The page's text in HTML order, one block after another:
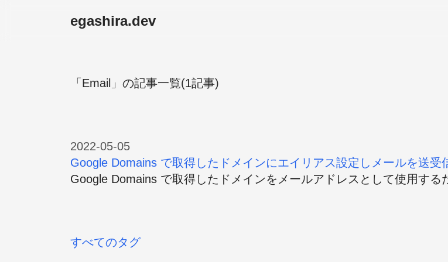
egashira.dev
「Email」の記事一覧(1記事)
2022-05-05
Google Domains で取得したドメインにエイリアス設定しメールを送受
Google Domains で取得したドメインをメールアドレスとして使用す
すべてのタグ